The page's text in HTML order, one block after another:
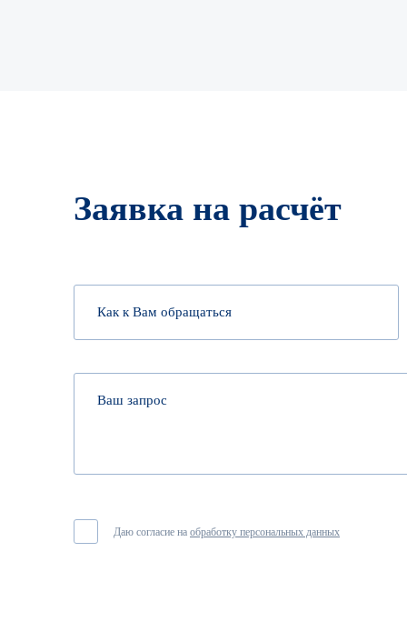
Заявка на расчёт
Даю согласие на обработку персональных данных